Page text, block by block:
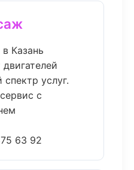
Казань
услуг.
с
63 92